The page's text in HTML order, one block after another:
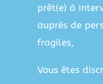
prêt(e) à
auprès de
fragiles,
Vous êtes